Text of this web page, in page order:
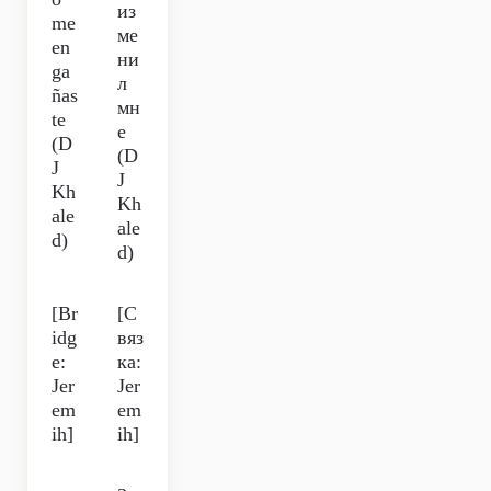
me
en
ga
ñas
te
(D
J
Kh
ale
d)
из
ме
ни
л
мн
е
(D
J
Kh
ale
d)
[Br
idg
e:
Jer
em
ih]
[С
вяз
ка:
Jer
em
ih]